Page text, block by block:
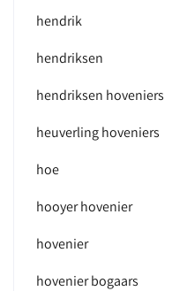
hendrik
hendriksen
hendriksen hoveniers
heuverling hoveniers
hoe
hooyer hovenier
hovenier
hovenier bogaars